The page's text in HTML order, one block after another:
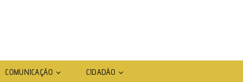
COMUNICAÇÃO CIDADÃO